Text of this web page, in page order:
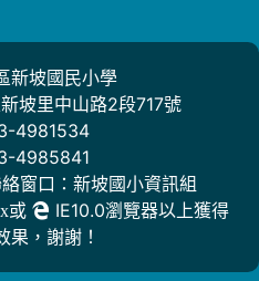
新坡國民小學
坡里中山路2段717號
4981534
4985841
窗口：新坡國小資訊組
或
IE10.0瀏覽器以上獲得
果，謝謝！